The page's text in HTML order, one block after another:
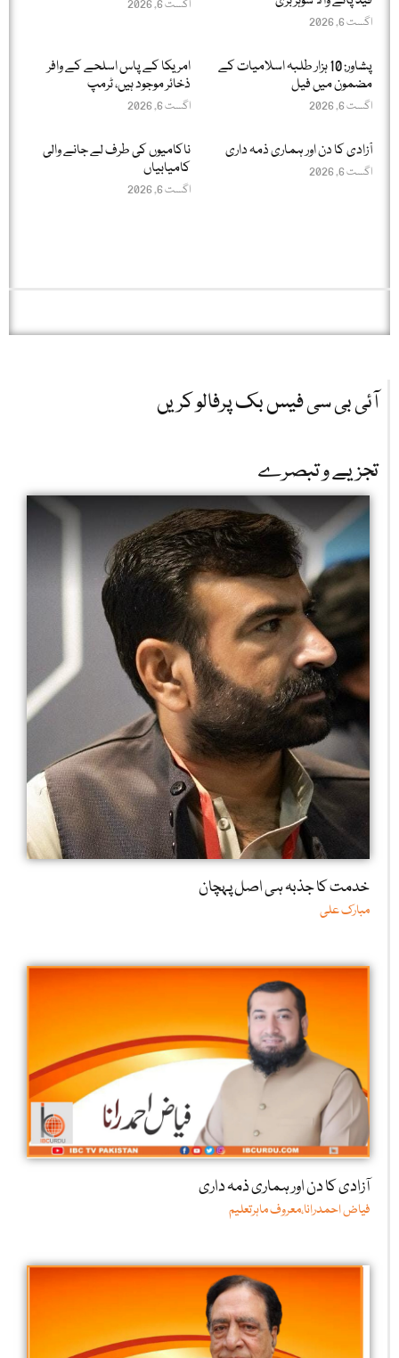
اگست 6, 2026
اگست 6, 2026
پشاور: 10 ہزار طلبہ اسلامیات کے
مضمون میں فیل
اگست 6, 2026
امریکا کے پاس اسلحے کے وافر
ذخائر موجود ہیں، ٹرمپ
اگست 6, 2026
آزادی کا دن اور ہماری ذمہ داری
اگست 6, 2026
ناکامیوں کی طرف لے جانے والی
کامیابیاں
اگست 6, 2026
آئی بی سی فیس بک پرفالو کریں
تجزیے و تبصرے
خدمت کا جذبہ ہی اصل پہچان
مبارک علی
آزادی کا دن اور ہماری ذمہ داری
فیاض احمدرانا،معروف ماہرتعلیم